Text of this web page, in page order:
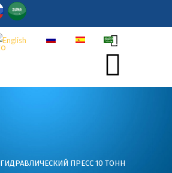
ГИДРАВЛИЧЕСКИЙ ПРЕСС 10 ТОНН